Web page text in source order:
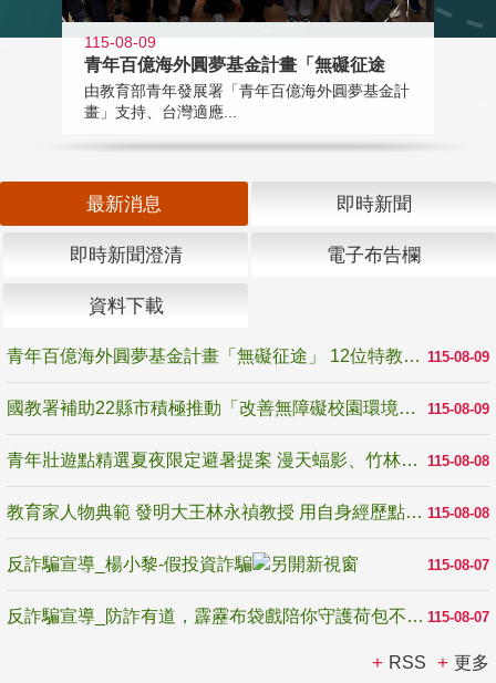
115-08-09
青年百億海外圓夢基金計畫「無礙征途
由教育部青年發展署「青年百億海外圓夢基金計
畫」支持、台灣適應...
最新消息 即時新聞
即時新聞澄清 電子布告欄
資料下載
115-08-09
青年百億海外圓夢基金計畫「無礙征途」 12位特教與弱勢青年勇闖西班牙 跨越感官限制見證生命蛻變
115-08-09
國教署補助22縣市積極推動「改善無障礙校園環境計畫」 打造友善、安全、無礙學習空間
115-08-08
青年壯遊點精選夏夜限定避暑提案 漫天蝠影、竹林尋蛙、茶香夜觀 邀青年暮色出發
115-08-08
教育家人物典範 發明大王林永禎教授 用自身經歷點亮學生的路
115-08-07
反詐騙宣導_楊小黎-假投資詐騙
115-08-07
反詐騙宣導_防詐有道，霹靂布袋戲陪你守護荷包不受騙
RSS 更多